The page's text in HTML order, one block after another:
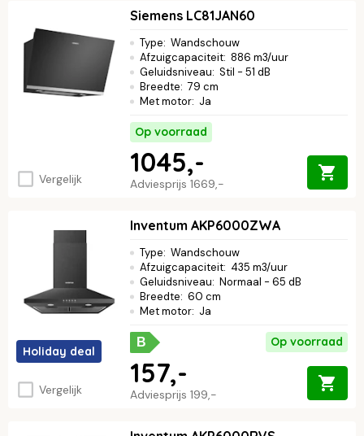
Vergelijk
Siemens LC81JAN60
Type: Wandschouw
Afzuigcapaciteit: 886 m3/uur
Geluidsniveau: Stil - 51 dB
Breedte: 79 cm
Met motor: Ja
Op voorraad
Adviesprijs 1669,-
1045,-
Holiday deal
Vergelijk
Inventum AKP6000ZWA
Type: Wandschouw
Afzuigcapaciteit: 435 m3/uur
Geluidsniveau: Normaal - 65 dB
Breedte: 60 cm
Met motor: Ja
B Op voorraad
Adviesprijs 199,-
157,-